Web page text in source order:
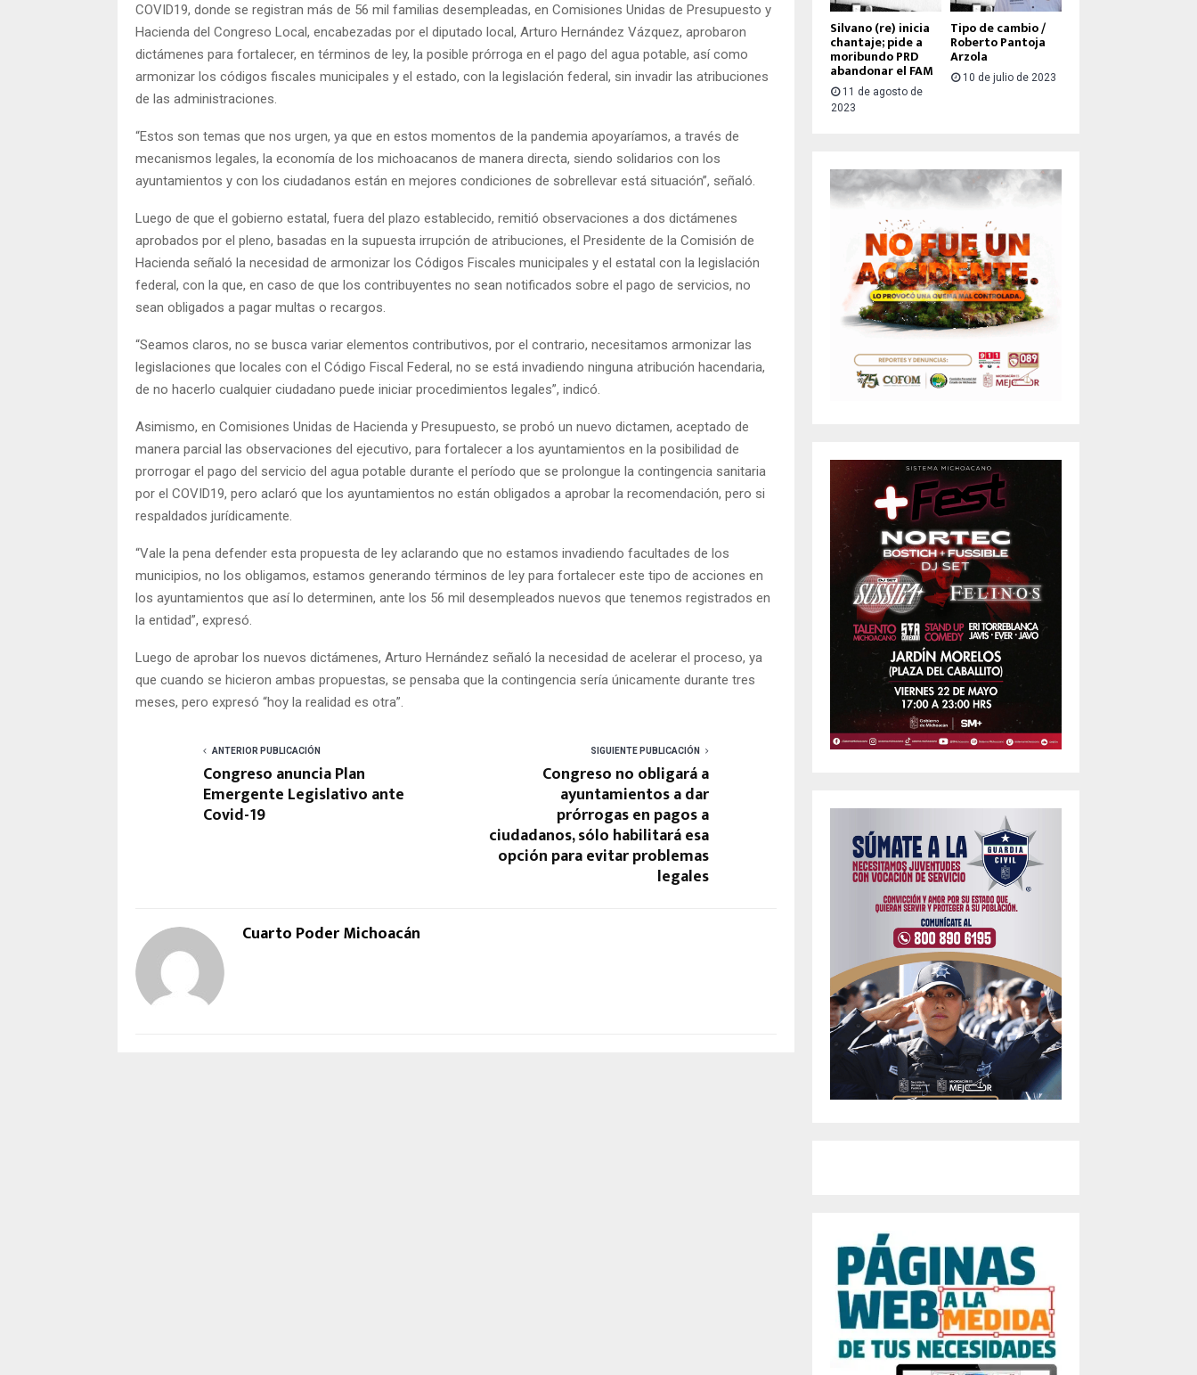
COVID19, donde se registran más de 56 mil familias desempleadas, en Comisiones Unidas de Presupuesto y
Hacienda del Congreso Local, encabezadas por el diputado local, Arturo Hernández Vázquez, aprobaron
dictámenes para fortalecer, en términos de ley, la posible prórroga en el pago del agua potable, así como
armonizar los códigos fiscales municipales y el estado, con la legislación federal, sin invadir las atribuciones
de las administraciones.
“Estos son temas que nos urgen, ya que en estos momentos de la pandemia apoyaríamos, a través de
mecanismos legales, la economía de los michoacanos de manera directa, siendo solidarios con los
ayuntamientos y con los ciudadanos están en mejores condiciones de sobrellevar está situación”, señaló.
Luego de que el gobierno estatal, fuera del plazo establecido, remitió observaciones a dos dictámenes
aprobados por el pleno, basadas en la supuesta irrupción de atribuciones, el Presidente de la Comisión de
Hacienda señaló la necesidad de armonizar los Códigos Fiscales municipales y el estatal con la legislación
federal, con la que, en caso de que los contribuyentes no sean notificados sobre el pago de servicios, no
sean obligados a pagar multas o recargos.
“Seamos claros, no se busca variar elementos contributivos, por el contrario, necesitamos armonizar las
legislaciones que locales con el Código Fiscal Federal, no se está invadiendo ninguna atribución hacendaria,
de no hacerlo cualquier ciudadano puede iniciar procedimientos legales”, indicó.
Asimismo, en Comisiones Unidas de Hacienda y Presupuesto, se probó un nuevo dictamen, aceptado de
manera parcial las observaciones del ejecutivo, para fortalecer a los ayuntamientos en la posibilidad de
prorrogar el pago del servicio del agua potable durante el período que se prolongue la contingencia sanitaria
por el COVID19, pero aclaró que los ayuntamientos no están obligados a aprobar la recomendación, pero si
respaldados jurídicamente.
“Vale la pena defender esta propuesta de ley aclarando que no estamos invadiendo facultades de los
municipios, no los obligamos, estamos generando términos de ley para fortalecer este tipo de acciones en
los ayuntamientos que así lo determinen, ante los 56 mil desempleados nuevos que tenemos registrados en
la entidad”, expresó.
Luego de aprobar los nuevos dictámenes, Arturo Hernández señaló la necesidad de acelerar el proceso, ya
que cuando se hicieron ambas propuestas, se pensaba que la contingencia sería únicamente durante tres
meses, pero expresó “hoy la realidad es otra”.
ANTERIOR PUBLICACIÓN
Congreso anuncia Plan
Emergente Legislativo ante
Covid-19
SIGUIENTE PUBLICACIÓN
Congreso no obligará a
ayuntamientos a dar
prórrogas en pagos a
ciudadanos, sólo habilitará esa
opción para evitar problemas
legales
Cuarto Poder Michoacán
Silvano (re) inicia
chantaje; pide a
moribundo PRD
abandonar el FAM
11 de agosto de
2023
Tipo de cambio /
Roberto Pantoja
Arzola
10 de julio de 2023